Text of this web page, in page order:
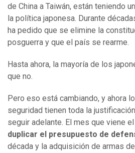
de China a Taiwán, están teniendo
la política japonesa. Durante
ha pedido que se elimine la
posguerra y que el país se rearme.
Hasta ahora, la mayoría de los
que no.
Pero eso está cambiando, y ahora
seguridad tienen toda la
seguir adelante. El mes que viene
duplicar el presupuesto de
década y la adquisición de armas